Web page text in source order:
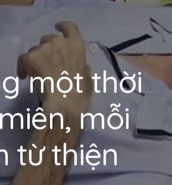
một thời
mỗi
từ thiện